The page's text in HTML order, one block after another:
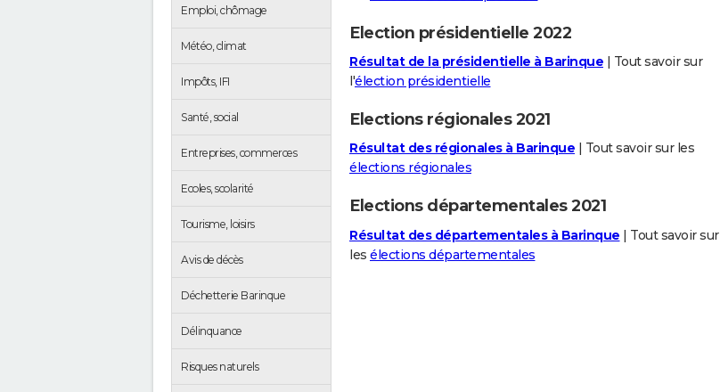
Emploi, chômage
Météo, climat
Impôts, IFI
Santé, social
Entreprises, commerces
Ecoles, scolarité
Tourisme, loisirs
Avis de décès
Déchetterie Barinque
Délinquance
Risques naturels
Election présidentielle 2022
Résultat de la présidentielle à Barinque | Tout savoir sur
l'élection présidentielle
Elections régionales 2021
Résultat des régionales à Barinque | Tout savoir sur les
élections régionales
Elections départementales 2021
Résultat des départementales à Barinque | Tout savoir sur
les élections départementales